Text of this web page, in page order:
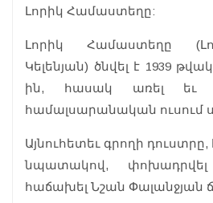
Լորիկ Համաստեղը:
Լորիկ Համաստեղը
Կելենյան) ծնվել է 1939
ին, հասակ առել եւ
համալսարանական ուսում
Այնուհետեւ գրողի դուստրը,
նպատակով,
հաճախել Նշան Փալանջյան